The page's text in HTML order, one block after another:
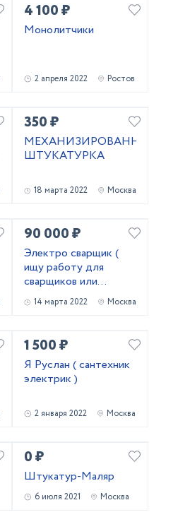
4 100 ₽
Монолитчики
2 апреля 2022 Ростов
350 ₽
МЕХАНИЗИРОВАННАЯ
ШТУКАТУРКА
18 марта 2022 Москва
90 000 ₽
Электро сварщик (
ищу работу для
сварщиков или
водителя )
14 марта 2022 Москва
1 500 ₽
Я Руслан ( сантехник
электрик )
2 января 2022 Москва
0 ₽
Штукатур-Маляр
6 июля 2021 Москва